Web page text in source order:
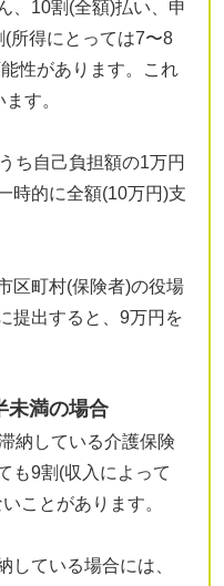
、10割(全額)払い、申
所得にとっては7〜8
性があります。これ
す。
ち自己負担額の1万円
時的に全額(10万円)支
区町村(保険者)の役場
提出すると、9万円を
未満の場合
納している介護保険
も9割(収入によって
ことがあります。
している場合には、